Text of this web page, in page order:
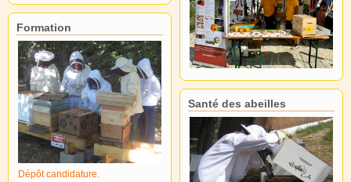
Formation
Dépôt candidature.
Santé des abeilles